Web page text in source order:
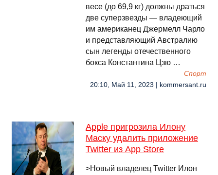
весе (до 69,9 кг) должны драться
две суперзвезды — владеющий
им американец Джермелл Чарло
и представляющий Австралию
сын легенды отечественного
бокса Константина Цзю …
Спорт
20:10, Май 11, 2023 | kommersant.ru
Apple пригрозила Илону
Маску удалить приложение
Twitter из App Store
>Новый владелец Twitter Илон